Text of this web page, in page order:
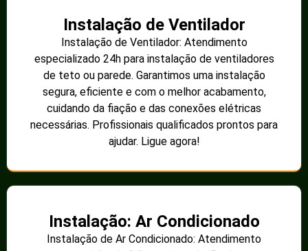
Instalação de Ventilador
Instalação de Ventilador: Atendimento
especializado 24h para instalação de ventiladores
de teto ou parede. Garantimos uma instalação
segura, eficiente e com o melhor acabamento,
cuidando da fiação e das conexões elétricas
necessárias. Profissionais qualificados prontos para
ajudar. Ligue agora!
Instalação: Ar Condicionado
Instalação de Ar Condicionado: Atendimento